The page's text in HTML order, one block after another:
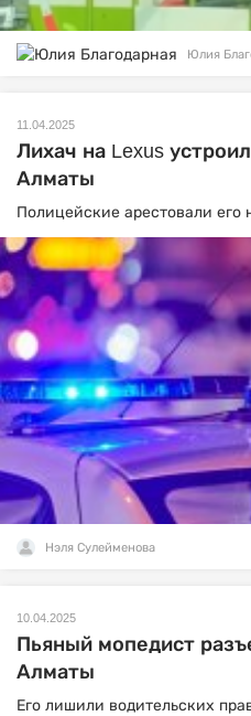
Юлия
11.04.2025
Лихач на Lexus
Алматы
Полицейские арестовали его
Нэля Сулейменова
10.04.2025
Пьяный мопедист
Алматы
Его лишили водительских